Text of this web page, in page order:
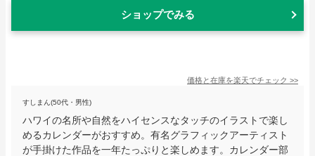
ショップでみる
価格と在庫を楽天でチェック >>
すしまん(50代・男性)
ハワイの名所や自然をハイセンスなタッチのイラストで楽し
めるカレンダーがおすすめ。有名グラフィックアーティスト
が手掛けた作品を一年たっぷりと楽しめます。カレンダー部